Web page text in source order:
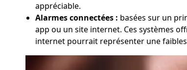
appréciable.
Alarmes connectées : basées sur un
app ou un site internet. Ces systèmes
internet pourrait représenter une